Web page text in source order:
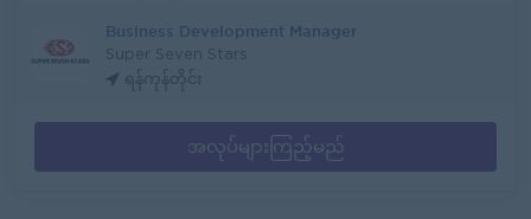
Business Development Manager
Super Seven Stars
ရန်ကုန်တိုင်း
အလုပ်များကြည့်မည်